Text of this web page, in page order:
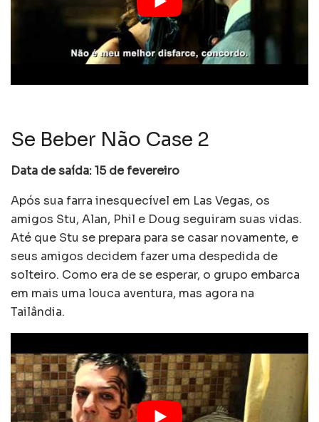
Se Beber Não Case 2
Data de saída: 15 de fevereiro
Após sua farra inesquecível em Las Vegas, os
amigos Stu, Alan, Phil e Doug seguiram suas vidas.
Até que Stu se prepara para se casar novamente, e
seus amigos decidem fazer uma despedida de
solteiro. Como era de se esperar, o grupo embarca
em mais uma louca aventura, mas agora na
Tailândia.